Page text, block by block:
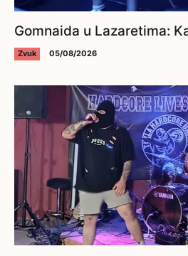
Gomnaida u Lazaretima:
Zvuk 05/08/2026